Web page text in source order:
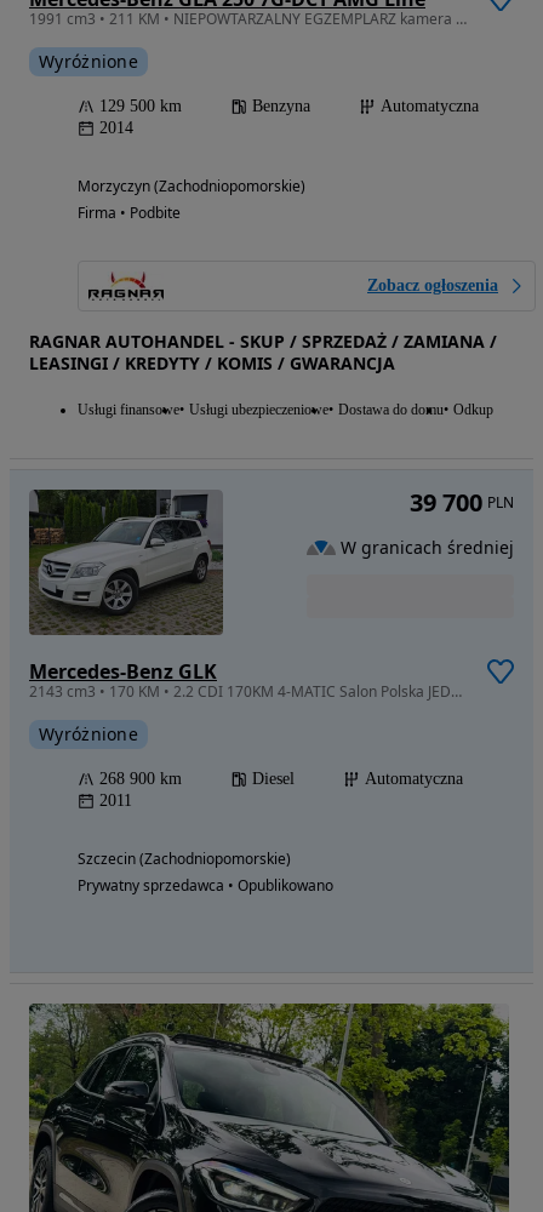
1991 cm3 • 211 KM • NIEPOWTARZALNY EGZEMPLARZ kamera skóry LED harman kardon AMG line
Wyróżnione
129 500 km Benzyna
Automatyczna
2014
Morzyczyn (Zachodniopomorskie)
Firma • Podbite
Zobacz ogłoszenia
RAGNAR AUTOHANDEL - SKUP / SPRZEDAŻ / ZAMIANA /
LEASINGI / KREDYTY / KOMIS / GWARANCJA
Usługi finansowe Usługi ubezpieczeniowe Dostawa do domu Odkup
Mercedes-Benz GLK
2143 cm3 • 170 KM • 2.2 CDI 170KM 4-MATIC Salon Polska JEDEN WŁAŚCICIEL od nowości !!!
Wyróżnione
268 900 km Diesel
Automatyczna
2011
Szczecin (Zachodniopomorskie)
Prywatny sprzedawca • Opublikowano
39 700 PLN
W granicach średniej